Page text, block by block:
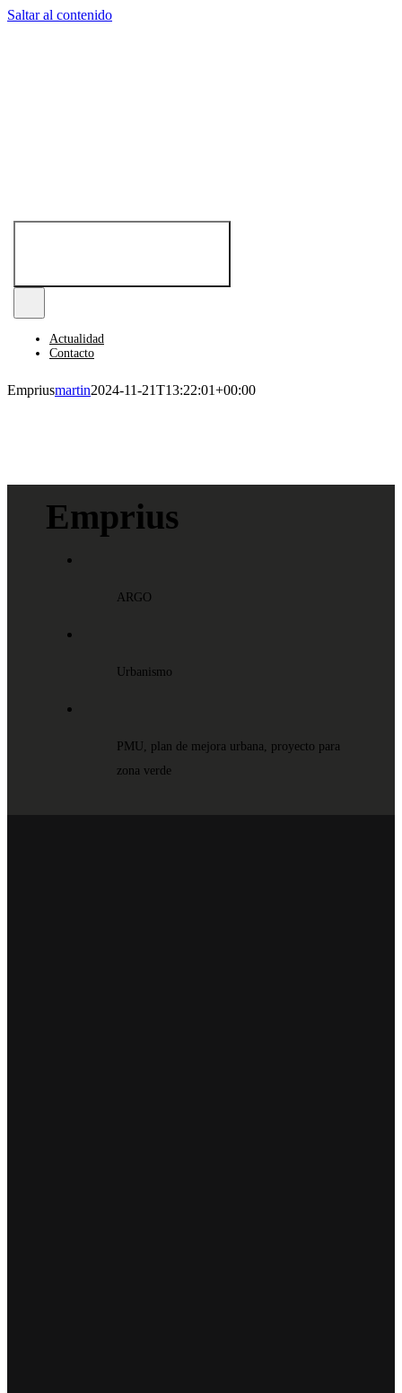
Saltar al contenido
Actualidad
Contacto
Empriusmartin2024-11-21T13:22:01+00:00
Emprius
ARGO
Urbanismo
PMU, plan de mejora urbana, proyecto para
zona verde